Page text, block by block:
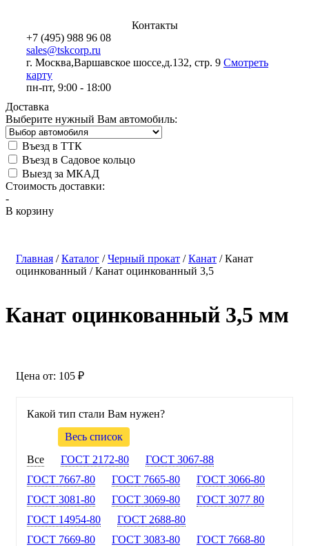
Контакты
+7 (495) 988 96 08
sales@tskcorp.ru
г. Москва,Варшавское шоссе,д.132, стр. 9 Смотреть
карту
пн-пт, 9:00 - 18:00
Доставка
Выберите нужный Вам автомобиль:
Въезд в ТТК
Въезд в Садовое кольцо
Выезд за МКАД
Стоимость доставки:
-
В корзину
Главная /Каталог /Черный прокат /Канат /Канат
оцинкованный /Канат оцинкованный 3,5
Канат оцинкованный 3,5 мм
Цена от: 105 ₽
Какой тип стали Вам нужен?
Весь список
Все
ГОСТ 2172-80
ГОСТ 3067-88
ГОСТ 7667-80
ГОСТ 7665-80
ГОСТ 3066-80
ГОСТ 3081-80
ГОСТ 3069-80
ГОСТ 3077 80
ГОСТ 14954-80
ГОСТ 2688-80
ГОСТ 7669-80
ГОСТ 3083-80
ГОСТ 7668-80